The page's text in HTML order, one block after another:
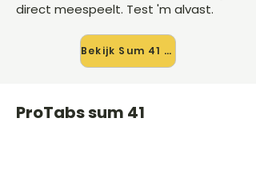
direct meespeelt. Test 'm alvast.
Bekijk Sum 41 →
ProTabs sum 41